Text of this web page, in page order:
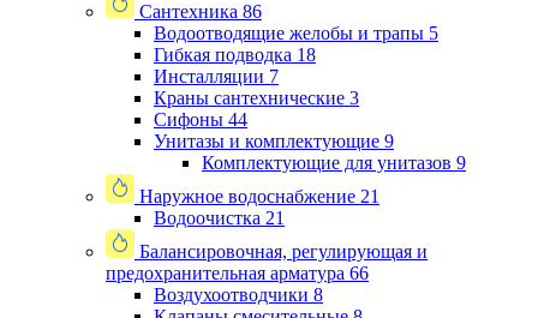
Сантехника 86
Водоотводящие желобы и трапы 5
Гибкая подводка 18
Инсталляции 7
Краны сантехнические 3
Сифоны 44
Унитазы и комплектующие 9
Комплектующие для унитазов 9
Наружное водоснабжение 21
Водоочистка 21
Балансировочная, регулирующая и
предохранительная арматура 66
Воздухоотводчики 8